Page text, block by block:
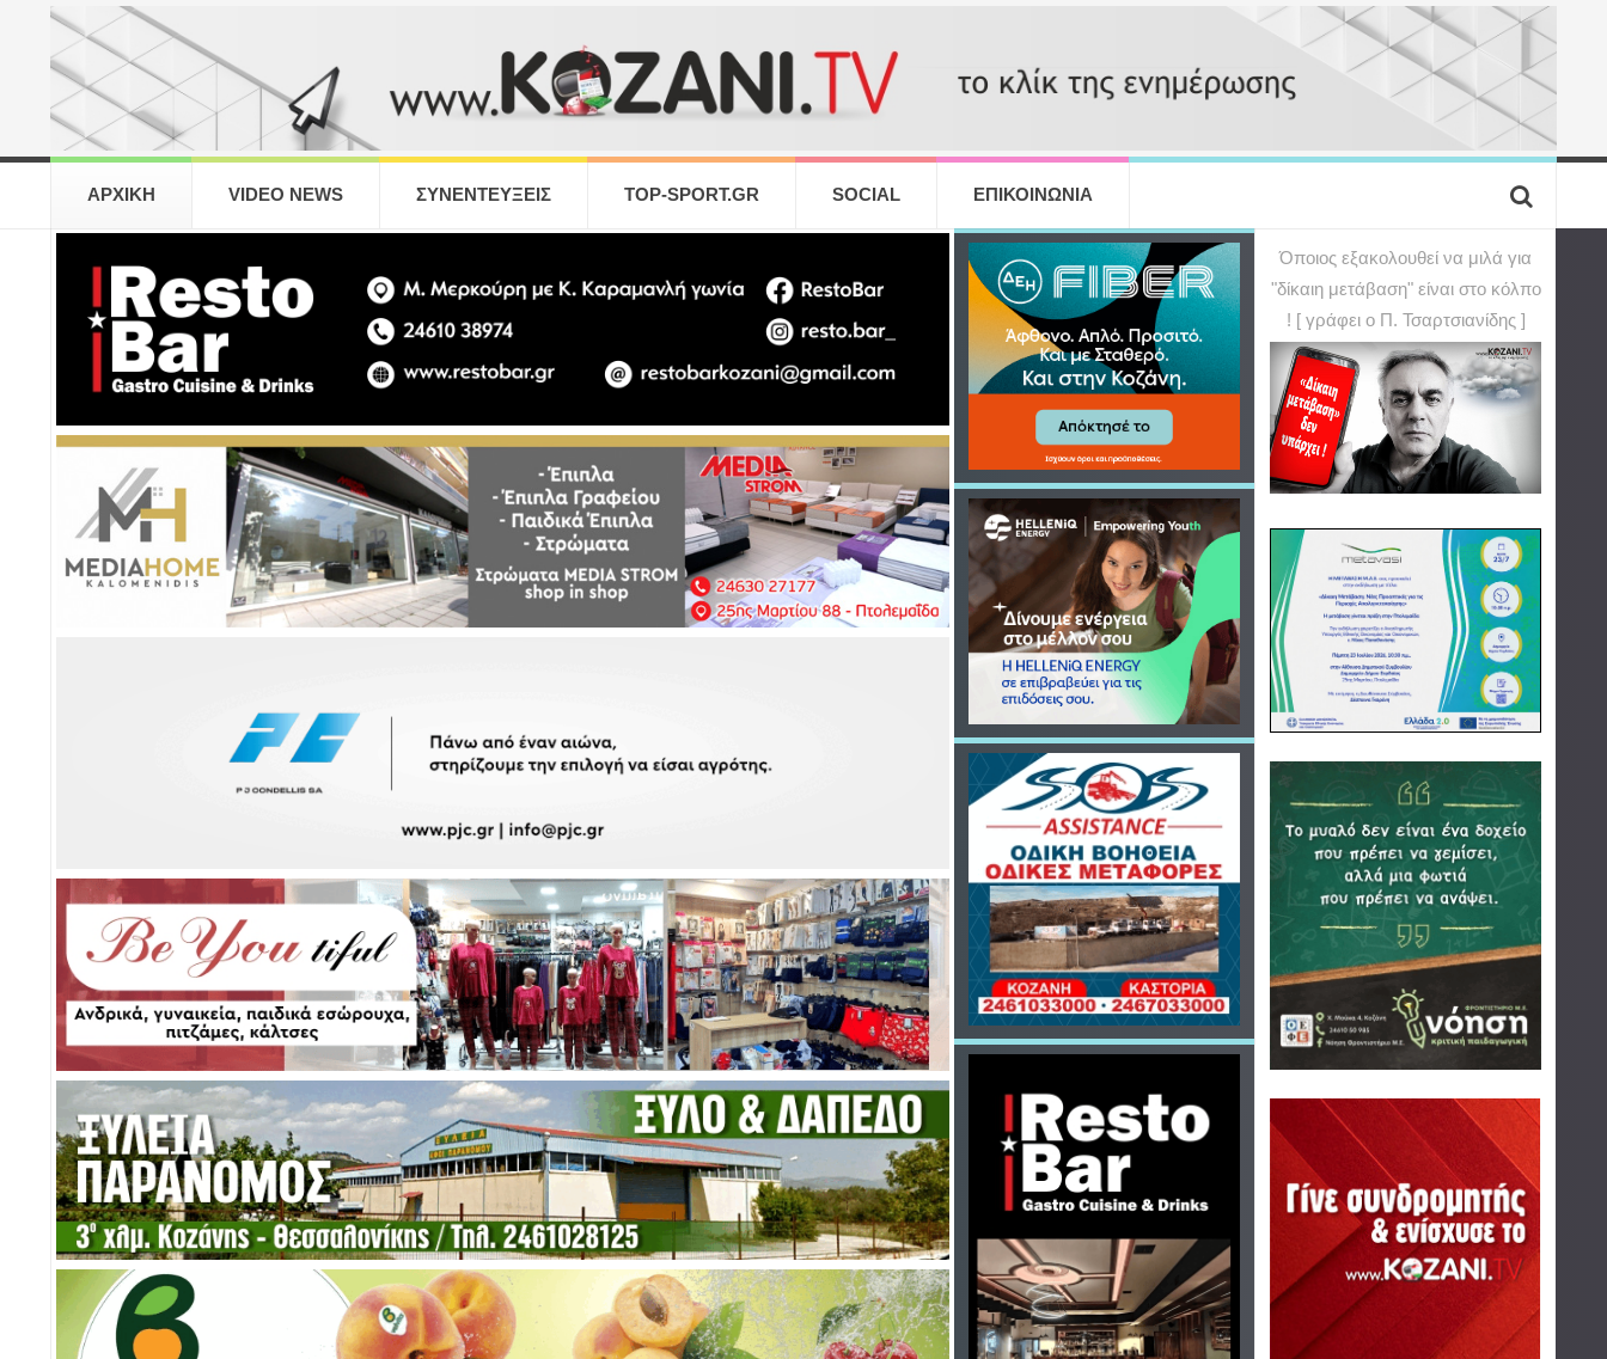
ΑΡΧΙΚΗ VIDEO NEWS ΣΥΝΕΝΤΕΥΞΕΙΣ TOP-SPORT.GR SOCIAL ΕΠΙΚΟΙΝΩΝΙΑ
Όποιος εξακολουθεί να μιλά για
"δίκαιη μετάβαση" είναι στο κόλπο
! [ γράφει ο Π. Τσαρτσιανίδης ]